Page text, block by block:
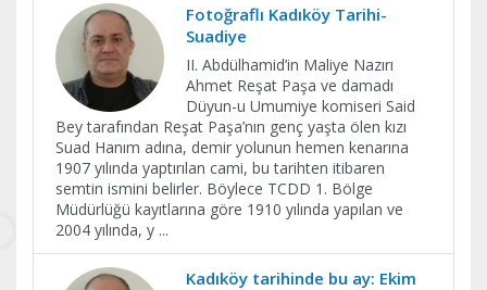
Fotoğraflı Kadıköy Tarihi-
Suadiye
II. Abdülhamid’in Maliye Nazırı
Ahmet Reşat Paşa ve damadı
Düyun-u Umumiye komiseri Said
Bey tarafından Reşat Paşa’nın genç yaşta ölen kızı
Suad Hanım adına, demir yolunun hemen kenarına
1907 yılında yaptırılan cami, bu tarihten itibaren
semtin ismini belirler. Böylece TCDD 1. Bölge
Müdürlüğü kayıtlarına göre 1910 yılında yapılan ve
2004 yılında, y ...
Kadıköy tarihinde bu ay: Ekim